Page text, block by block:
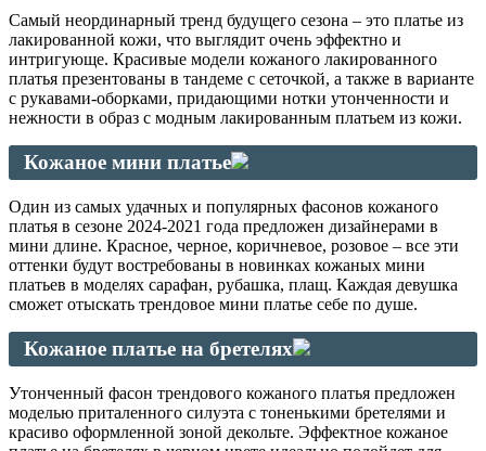
Самый неординарный тренд будущего сезона – это платье из
лакированной кожи, что выглядит очень эффектно и
интригующе. Красивые модели кожаного лакированного
платья презентованы в тандеме с сеточкой, а также в варианте
с рукавами-оборками, придающими нотки утонченности и
нежности в образ с модным лакированным платьем из кожи.
Кожаное мини платье
Один из самых удачных и популярных фасонов кожаного
платья в сезоне 2024-2021 года предложен дизайнерами в
мини длине. Красное, черное, коричневое, розовое – все эти
оттенки будут востребованы в новинках кожаных мини
платьев в моделях сарафан, рубашка, плащ. Каждая девушка
сможет отыскать трендовое мини платье себе по душе.
Кожаное платье на бретелях
Утонченный фасон трендового кожаного платья предложен
моделью приталенного силуэта с тоненькими бретелями и
красиво оформленной зоной декольте. Эффектное кожаное